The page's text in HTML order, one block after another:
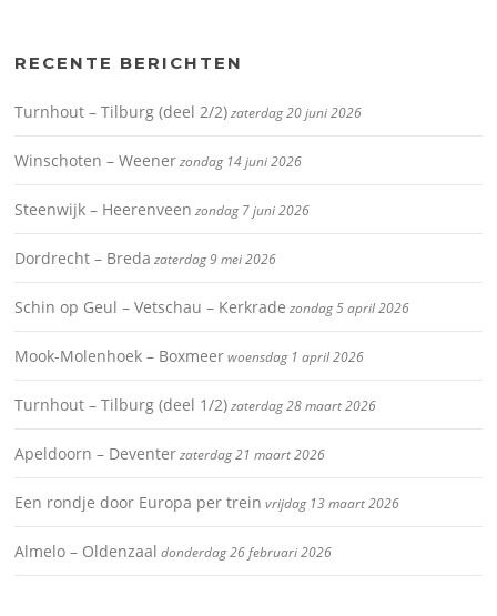
RECENTE BERICHTEN
Turnhout – Tilburg (deel 2/2)zaterdag 20 juni 2026
Winschoten – Weenerzondag 14 juni 2026
Steenwijk – Heerenveen zondag 7 juni 2026
Dordrecht – Breda zaterdag 9 mei 2026
Schin op Geul – Vetschau – Kerkrade zondag 5 april 2026
Mook-Molenhoek – Boxmeerwoensdag 1 april 2026
Turnhout – Tilburg (deel 1/2)zaterdag 28 maart 2026
Apeldoorn – Deventerzaterdag 21 maart 2026
Een rondje door Europa per trein vrijdag 13 maart 2026
Almelo – Oldenzaal donderdag 26 februari 2026